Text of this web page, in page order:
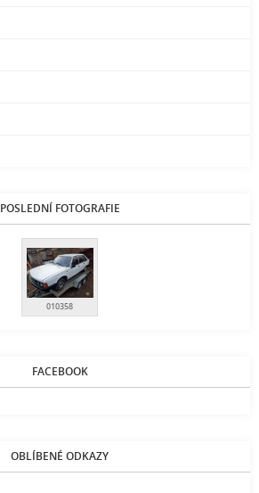
POSLEDNÍ FOTOGRAFIE
010358
FACEBOOK
OBLÍBENÉ ODKAZY